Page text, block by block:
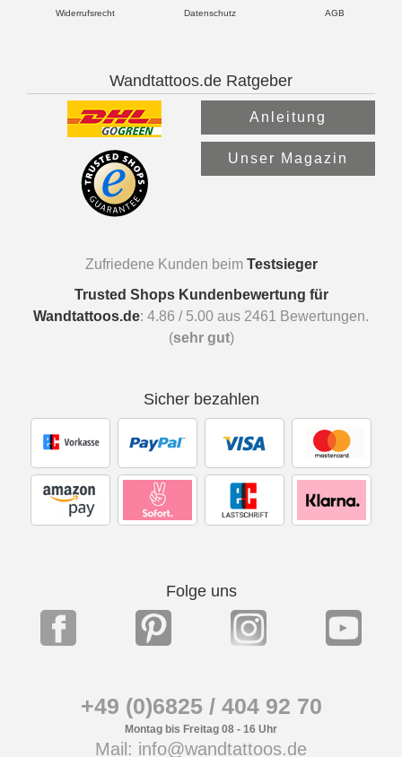
Widerrufsrecht Datenschutz AGB
Wandtattoos.de Ratgeber
Anleitung
Unser Magazin
Zufriedene Kunden beim Testsieger
Trusted Shops Kundenbewertung für
Wandtattoos.de: 4.86 / 5.00 aus 2461
Bewertungen.
(sehr gut)
Sicher bezahlen
Folge uns
+49 (0)6825 / 404 92 70
Montag bis Freitag 08 - 16 Uhr
Mail: info@wandtattoos.de